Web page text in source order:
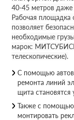
40-45 метров даже
Рабочая площадка
позволяет
необходимые
марок:
телескопические).
С помощью
ремонта линий
щита
Также с помощью
монтировать